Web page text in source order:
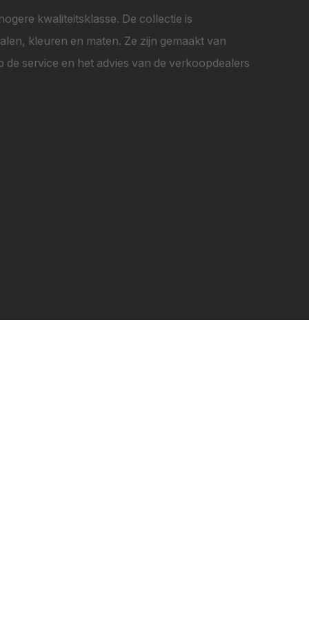
kwaliteitsklasse. De collectie is
kleuren en maten. Ze zijn gemaakt van
service en het advies van de verkoopdealers